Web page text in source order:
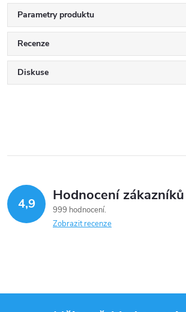
Parametry produktu
Recenze
Diskuse
4,9 Hodnocení zákazníků
999 hodnocení
Zobrazit recenze